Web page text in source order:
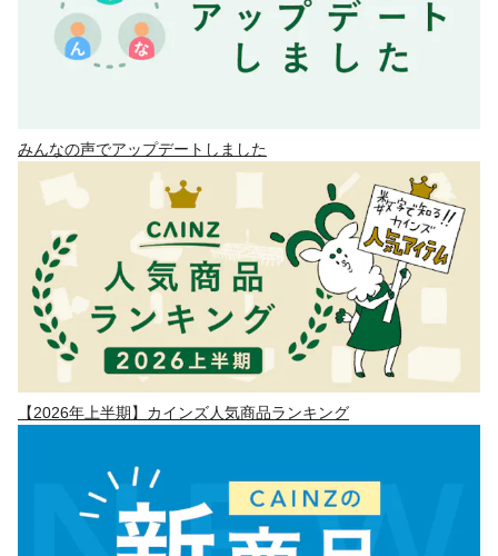
みんなの声でアップデートしました
【2026年上半期】カインズ人気商品ランキング